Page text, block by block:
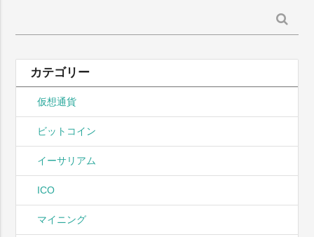
索:
カテゴリー
仮想通貨
ビットコイン
イーサリアム
ICO
マイニング